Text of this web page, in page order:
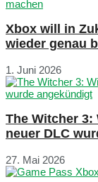
Xbox will in
wieder genau
1. Juni 2026
The Witcher 3:
neuer DLC
27. Mai 2026